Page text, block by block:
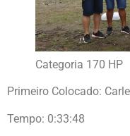
Categoria 170 HP
Primeiro Colocado:
Tempo: 0:33:48